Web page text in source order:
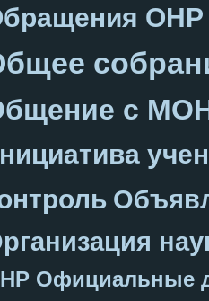
ОНР
с
Официальные